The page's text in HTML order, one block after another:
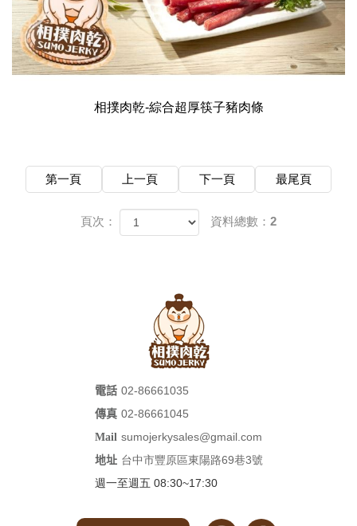
相撲肉乾-綜合超厚筷子豬肉條
第一頁 上一頁 下一頁 最尾頁
頁次： 資料總數：2
電話 02-86661035
傳真 02-86661045
Mail sumojerkysales@gmail.com
地址 台中市豐原區東陽路69巷3號
週一至週五 08:30~17:30